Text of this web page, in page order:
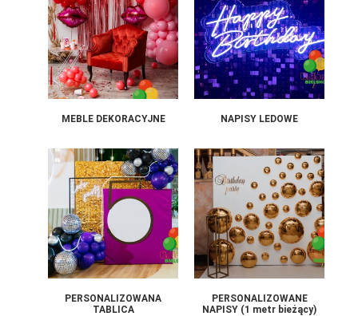
MEBLE DEKORACYJNE NAPISY LEDOWE
PERSONALIZOWANA
TABLICA
PERSONALIZOWANE
NAPISY (1 metr bieżący)